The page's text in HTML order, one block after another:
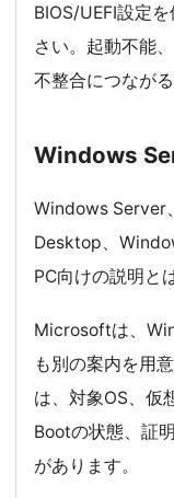
BIOS/UEFI設定
さい。起動不能
不整合につなが
Windows
Windows Server
Desktop、
PC向けの説明と
Microsoftは、
も別の案内を用
は、対象OS、仮
Bootの状態、証
があります。